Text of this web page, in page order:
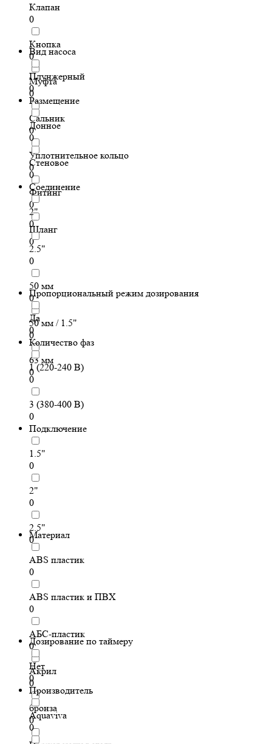
Клапан
0
Кнопка
0
Муфта
0
Сальник
0
Уплотнительное кольцо
0
Фитинг
0
Шланг
0
Вид насоса
Плунжерный
0
Размещение
Донное
0
Стеновое
0
Соединение
2"
0
2.5"
0
50 мм
0
50 мм / 1.5"
0
63 мм
0
Пропорциональный режим дозирования
Да
0
Количество фаз
1 (220-240 В)
0
3 (380-400 В)
0
Подключение
1.5"
0
2"
0
2.5"
0
Материал
ABS пластик
0
ABS пластик и ПВХ
0
АБС-пластик
0
Акрил
0
бронза
0
Дозирование по таймеру
Нет
0
Производитель
Aquaviva
0